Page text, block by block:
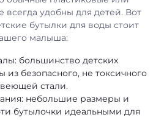
всегда удобны для детей. Вот
бутылки для воды стоит
малыша:
большинство детских
из безопасного, не токсичного
стали.
небольшие размеры и
бутылочки идеальными для